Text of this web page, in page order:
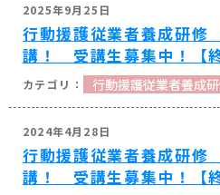
2025年9月25日
行動援護従業者養成研
講！ 受講生募集中！【終
行動援護従業者養成
2024年4月28日
行動援護従業者養成研
講！ 受講生募集中！【終